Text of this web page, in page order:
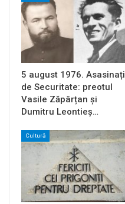
5 august 1976. Asasinați
de Securitate: preotul
Vasile Zăpârțan și
Dumitru Leontieș…
Cultură